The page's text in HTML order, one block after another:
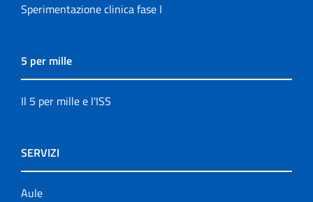
Sperimentazione clinica fase I
5 per mille
Il 5 per mille e l'ISS
SERVIZI
Aule